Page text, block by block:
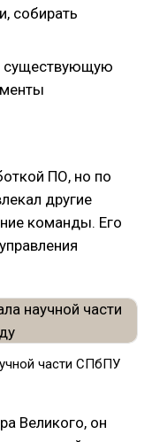
собирать
существующую
ПО, но по
другие
команды. Его
части СПбПУ
Великого, он